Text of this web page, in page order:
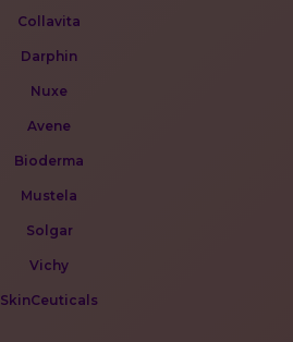
Collavita
Darphin
Nuxe
Avene
Bioderma
Mustela
Solgar
Vichy
SkinCeuticals